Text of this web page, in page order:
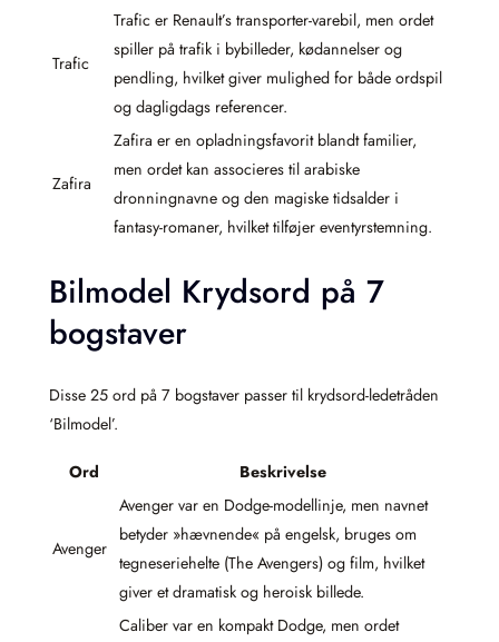
Trafic
Trafic er Renault’s transporter-varebil, men ordet
spiller på trafik i bybilleder, kødannelser og
pendling, hvilket giver mulighed for både ordspil
og dagligdags referencer.
Zafira
Zafira er en opladningsfavorit blandt familier,
men ordet kan associeres til arabiske
dronningnavne og den magiske tidsalder i
fantasy-romaner, hvilket tilføjer eventyrstemning.
Bilmodel Krydsord på 7
bogstaver
Disse 25 ord på 7 bogstaver passer til krydsord-ledetråden
‘Bilmodel’.
Ord Beskrivelse
Avenger
Avenger var en Dodge-modellinje, men navnet
betyder »hævnende« på engelsk, bruges om
tegneseriehelte (The Avengers) og film, hvilket
giver et dramatisk og heroisk billede.
Caliber var en kompakt Dodge, men ordet